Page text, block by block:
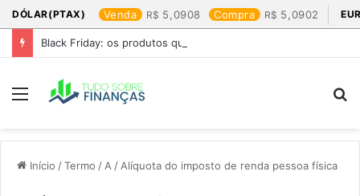
DÓLAR(PTAX) Venda 5,0908 Compra 5,0902
Black Friday: os produtos que mais valem a pena
Menu
Início /Termo / A / Alíquota do imposto de renda pessoa física